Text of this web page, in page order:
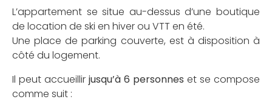
L’appartement se situe au-dessus d’une boutique
de location de ski en hiver ou VTT en été.
Une place de parking couverte, est à disposition à
côté du logement.
Il peut accueillir jusqu’à 6 personnes et se compose
comme suit :